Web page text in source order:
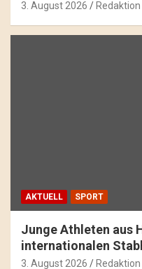
3. August 2026 Redaktion
AKTUELL SPORT
Junge Athleten aus
internationalen
3. August 2026 Redaktion